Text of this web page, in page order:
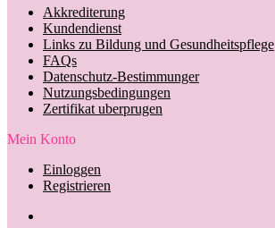
Akkrediterung
Kundendienst
Links zu Bildung und Gesundheitspflege
FAQs
Datenschutz-Bestimmunger
Nutzungsbedingungen
Zertifikat uberprugen
Mein Konto
Einloggen
Registrieren